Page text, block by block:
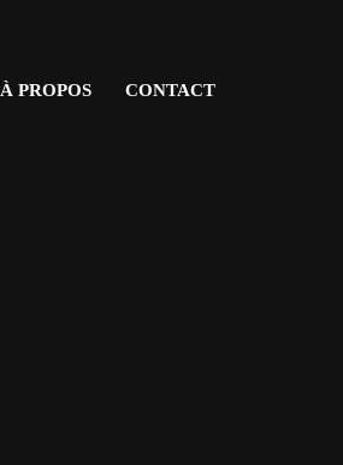
À PROPOS CONTACT